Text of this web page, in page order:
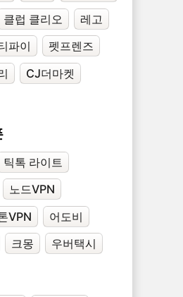
클럽 클리오
레고
파이
펫프렌즈
CJ더마켓
틱톡 라이트
노드VPN
VPN
어도비
크몽 우버택시